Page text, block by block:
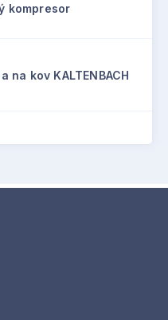
kompresor
na kov KALTENBACH